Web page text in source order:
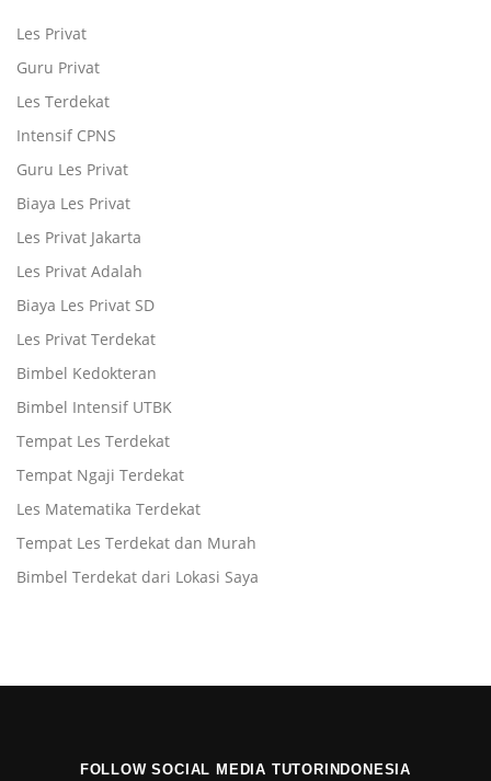
Les Privat
Guru Privat
Les Terdekat
Intensif CPNS
Guru Les Privat
Biaya Les Privat
Les Privat Jakarta
Les Privat Adalah
Biaya Les Privat SD
Les Privat Terdekat
Bimbel Kedokteran
Bimbel Intensif UTBK
Tempat Les Terdekat
Tempat Ngaji Terdekat
Les Matematika Terdekat
Tempat Les Terdekat dan Murah
Bimbel Terdekat dari Lokasi Saya
FOLLOW SOCIAL MEDIA TUTORINDONESIA